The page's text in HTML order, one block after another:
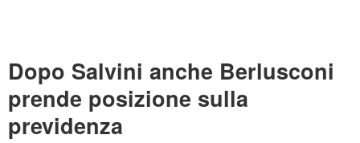
Dopo Salvini anche Berlusconi
prende posizione sulla
previdenza